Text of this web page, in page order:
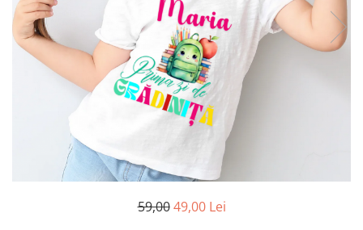
Cadouri barbati
Seturi cadou barbati
Seturi cadou barbati portofel si curea
Ceasuri pentru EL
Cadouri personalizate barbati
Cadouri copii
Caciuli copii
Etichete scolare
Sepci personalizate
Bannere personalizate scoli si gradinite
Caserole personalizate sandwich
Sticla de apa personalizata
Agende si caiete personalizate
59,00 49,00 Lei